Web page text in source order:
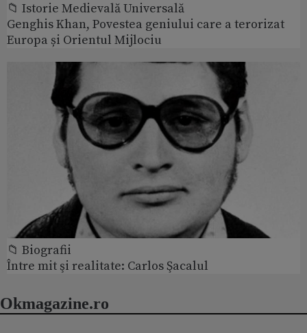
📁 Istorie Medievală Universală
Genghis Khan, Povestea geniului care a terorizat
Europa și Orientul Mijlociu
📁 Biografii
Între mit şi realitate: Carlos Şacalul
Okmagazine.ro